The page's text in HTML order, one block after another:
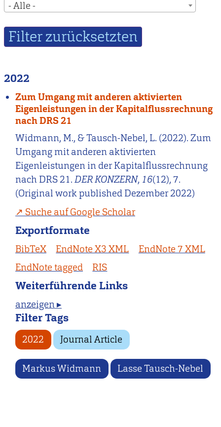
- Alle -
2022
Zum Umgang mit anderen aktivierten
Eigenleistungen in der Kapitalflussrechnung
nach DRS 21
Widmann, M., & Tausch-Nebel, L. (2022). Zum
Umgang mit anderen aktivierten
Eigenleistungen in der Kapitalflussrechnung
nach DRS 21.DER KONZERN, 16(12), 7.
(Original work published Dezember 2022)
Suche auf Google Scholar
Exportformate
BibTeX EndNote X3 XML
EndNote 7 XML
EndNote tagged
RIS
Weiterführende Links
anzeigen ▸
Filter Tags
2022 Journal Article
Markus Widmann Lasse Tausch-Nebel